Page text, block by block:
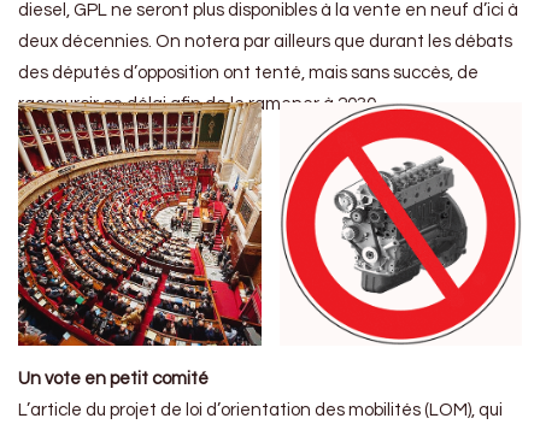
diesel, GPL ne seront plus disponibles à la vente en neuf d’ici à
deux décennies. On notera par ailleurs que durant les débats
des députés d’opposition ont tenté, mais sans succès, de
raccourcir ce délai afin de le ramener à 2030.
Un vote en petit comité
L’article du projet de loi d’orientation des mobilités (LOM), qui